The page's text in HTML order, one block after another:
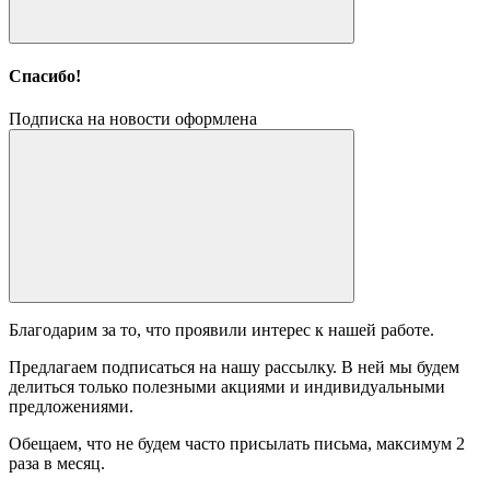
Спасибо!
Подписка на новости оформлена
Благодарим за то, что проявили интерес к нашей работе.
Предлагаем подписаться на нашу рассылку. В ней мы будем
делиться только полезными акциями и индивидуальными
предложениями.
Обещаем, что не будем часто присылать письма, максимум 2
раза в месяц.